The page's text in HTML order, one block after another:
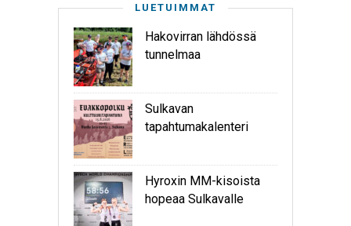
LUETUIMMAT
Hakovirran lähdössä
tunnelmaa
Sulkavan
tapahtumakalenteri
Hyroxin MM-kisoista
hopeaa Sulkavalle